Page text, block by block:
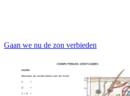
Gaan we nu de zon verbieden